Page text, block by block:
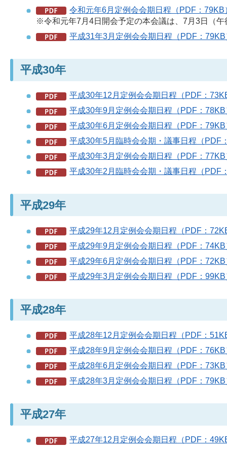
令和元年6月定例会会期日程（PDF：79KB
※令和元年7月4日開会予定の本会議は、7月3日（午
平成31年3月定例会会期日程（PDF：79KB
平成30年
平成30年12月定例会会期日程（PDF：
平成30年9月定例会会期日程（PDF：78KB
平成30年6月定例会会期日程（PDF：79KB
平成30年5月臨時会会期・議事日程（PDF
平成30年3月定例会会期日程（PDF：77KB
平成30年2月臨時会会期・議事日程（PDF
平成29年
平成29年12月定例会会期日程（PDF：
平成29年9月定例会会期日程（PDF：74KB
平成29年6月定例会会期日程（PDF：72KB
平成29年3月定例会会期日程（PDF：99KB
平成28年
平成28年12月定例会会期日程（PDF：
平成28年9月定例会会期日程（PDF：76KB
平成28年6月定例会会期日程（PDF：73KB
平成28年3月定例会会期日程（PDF：79KB
平成27年
平成27年12月定例会会期日程（PDF：